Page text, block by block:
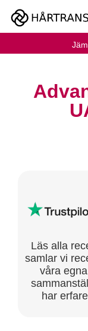
Läs alla
samlar vi
våra
har